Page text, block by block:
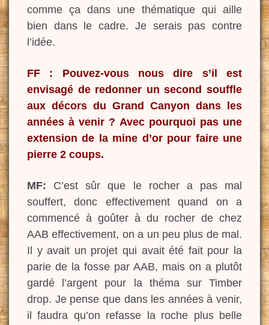
comme ça dans une thématique qui aille
bien dans le cadre. Je serais pas contre
l’idée.
FF : Pouvez-vous nous dire s’il est
envisagé de redonner un second souffle
aux décors du Grand Canyon dans les
années à venir ? Avec pourquoi pas une
extension de la mine d’or pour faire une
pierre 2 coups.
MF: C’est sûr que le rocher a pas mal
souffert, donc effectivement quand on a
commencé à goûter à du rocher de chez
AAB effectivement, on a un peu plus de mal.
Il y avait un projet qui avait été fait pour la
parie de la fosse par AAB, mais on a plutôt
gardé l’argent pour la théma sur Timber
drop. Je pense que dans les années à venir,
il faudra qu’on refasse la roche plus belle